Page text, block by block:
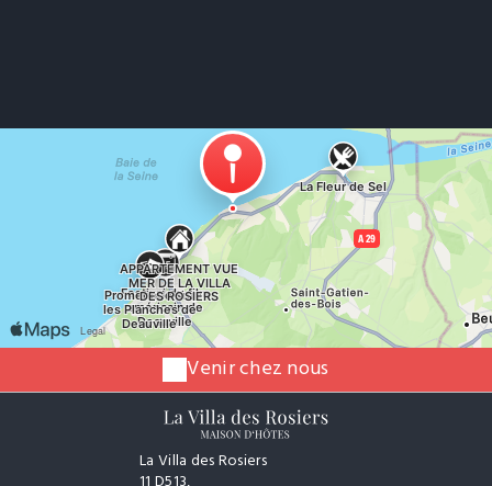
Venir chez nous
La Villa des Rosiers